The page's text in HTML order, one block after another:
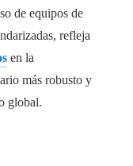
de equipos de
refleja
en la
más robusto y
global.